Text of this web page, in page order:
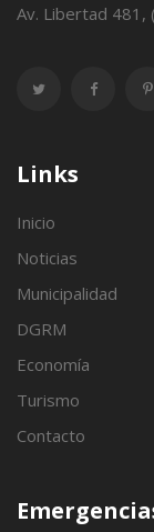
Av. Libertad 481,
Links
Inicio
Noticias
Municipalidad
DGRM
Economía
Turismo
Contacto